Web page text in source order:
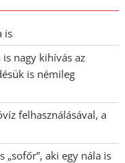
is
nagy kihívás az
is némileg
felhasználásával, a
„sofőr”, aki egy nála is